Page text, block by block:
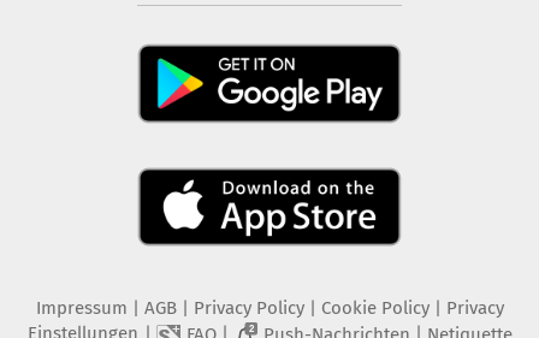
Impressum AGB Privacy Policy| Cookie Policy| Privacy
Einstellungen
| 2